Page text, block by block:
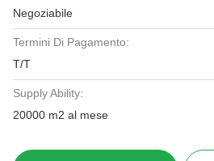
Negoziabile
Termini Di Pagamento:
T/T
Supply Ability:
20000 m2 al mese